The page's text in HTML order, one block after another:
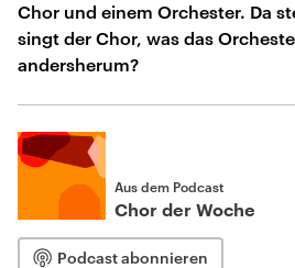
Chor und einem Orchester. Da
singt der Chor, was das
andersherum?
Aus dem Podcast
Chor der Woche
Podcast abonnieren